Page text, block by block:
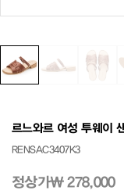
르느와르 여성 투웨이
RENSAC3407K3
정상가₩ 278,000